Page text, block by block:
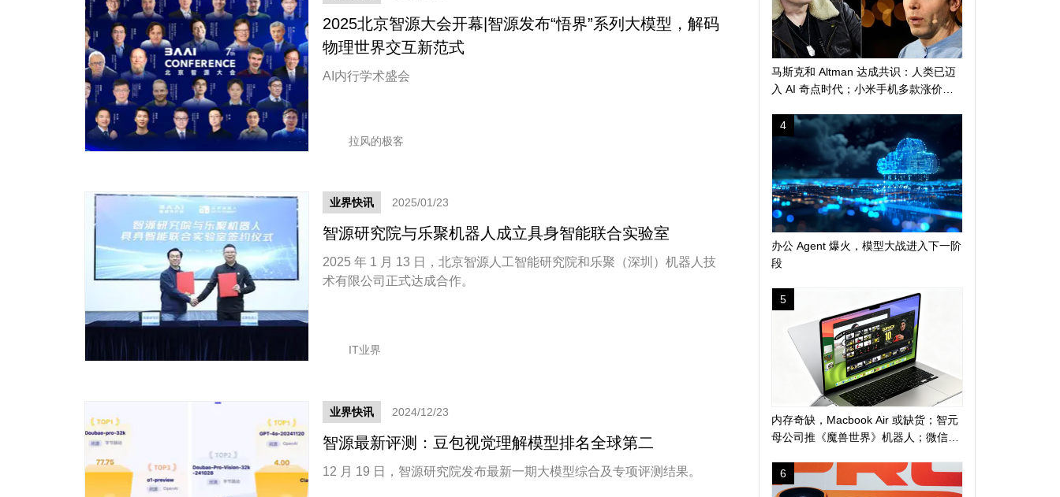
2025北京智源大会开幕|智源发布“悟界”系列大模型，解码
物理世界交互新范式
AI内行学术盛会
拉风的极客
业界快讯 2025/01/23
智源研究院与乐聚机器人成立具身智能联合实验室
2025 年 1 月 13 日，北京智源人工智能研究院和乐聚（深圳）机器人技
术有限公司正式达成合作。
IT业界
业界快讯 2024/12/23
智源最新评测：豆包视觉理解模型排名全球第二
12 月 19 日，智源研究院发布最新一期大模型综合及专项评测结果。
马斯克和 Altman 达成共识：人类已迈
入 AI 奇点时代；小米手机多款涨价
致产品延期发布
4
办公 Agent 爆火，模型大战进入下一阶
段
5
内存奇缺，Macbook Air 或缺货；智元
母公司推《魔兽世界》机器人；微信地
6